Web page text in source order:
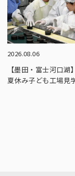
2026.08.06
【墨田・富士河口湖】
夏休み子ども工場見